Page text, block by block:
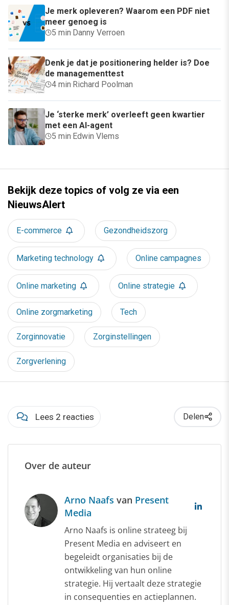
Je merk opleveren? Waarom een PDF niet
meer genoeg is
5 min·Danny Verroen
Denk je dat je positionering helder is? Doe
de managementtest
4 min·Richard Poolman
Je ‘sterke merk’ overleeft geen kwartier
met een AI-agent
5 min·Edwin Vlems
Bekijk deze topics of volg ze via een
NieuwsAlert
E-commerce Gezondheidszorg
Marketing technology Online campagnes
Online marketing Online strategie
Online zorgmarketing Tech
Zorginnovatie Zorginstellingen
Zorgverlening
Lees 2 reacties Delen
Over de auteur
Arno Naafs van Present
Media
Arno Naafs is online strateeg bij
Present Media en adviseert en
begeleidt organisaties bij de
ontwikkeling van hun online
strategie. Hij vertaalt deze strategie
in consequenties en actieplannen.